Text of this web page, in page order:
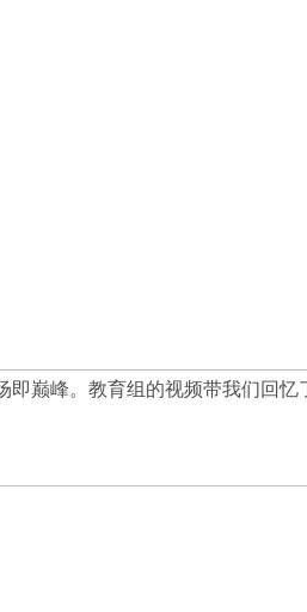
巅峰。教育组的视频带我们回